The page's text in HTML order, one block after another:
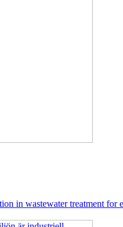
in wastewater treatment